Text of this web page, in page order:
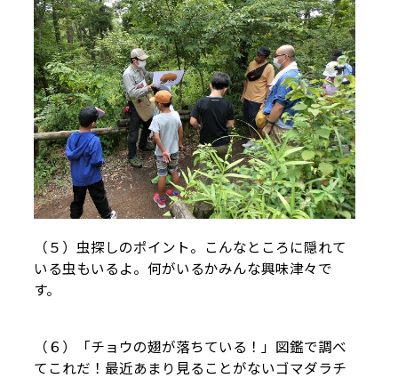
（５）虫探しのポイント。こんなところに隠れて
いる虫もいるよ。何がいるかみんな興味津々で
す。
（６）「チョウの翅が落ちている！」図鑑で調べ
てこれだ！最近あまり見ることがないゴマダラチ